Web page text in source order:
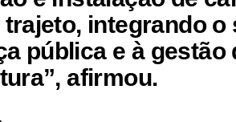
integrando o
pública e à gestão
afirmou.